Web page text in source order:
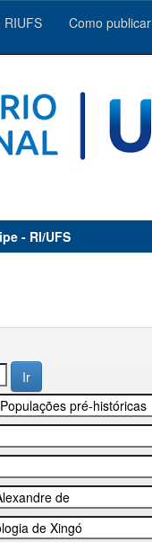
RIUFS Como publicar
- RI/UFS